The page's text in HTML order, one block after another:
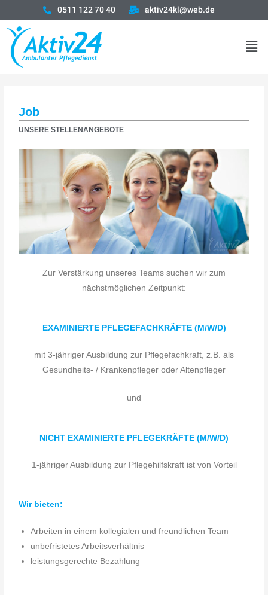
0511 122 70 40 aktiv24kl@web.de
Job
UNSERE STELLENANGEBOTE
Zur Verstärkung unseres Teams suchen wir zum
nächstmöglichen Zeitpunkt:
EXAMINIERTE PFLEGEFACHKRÄFTE (M/W/D)
mit 3-jähriger Ausbildung zur Pflegefachkraft, z.B. als
Gesundheits- / Krankenpfleger oder Altenpfleger
und
NICHT EXAMINIERTE PFLEGEKRÄFTE (M/W/D)
1-jähriger Ausbildung zur Pflegehilfskraft ist von Vorteil
Wir bieten:
Arbeiten in einem kollegialen und freundlichen Team
unbefristetes Arbeitsverhältnis
leistungsgerechte Bezahlung